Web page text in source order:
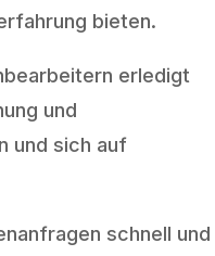
bieten.
erledigt
und
und sich auf
schnell und